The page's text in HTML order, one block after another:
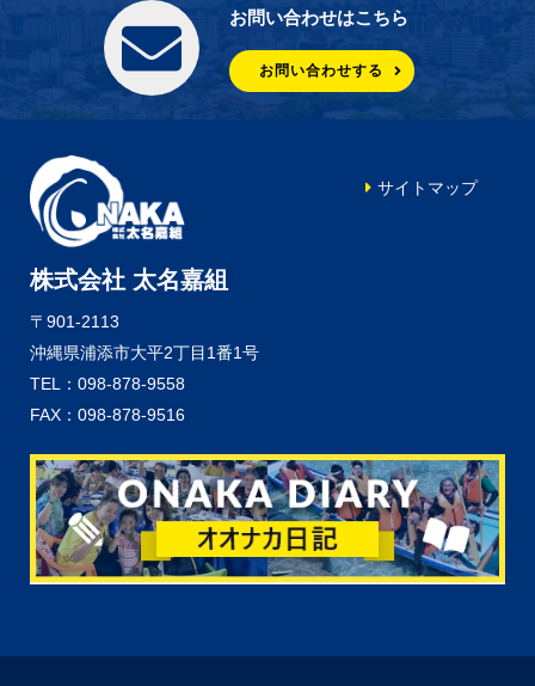
お問い合わせはこちら
お問い合わせする
株式会社 太名嘉組
〒901-2113
沖縄県浦添市大平2丁目1番1号
TEL：098-878-9558
FAX：098-878-9516
サイトマップ